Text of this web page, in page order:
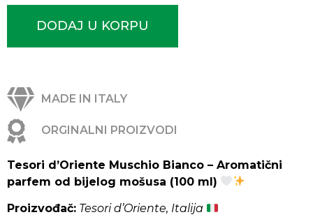
DODAJ U KORPU
MADE IN ITALY
ORGINALNI PROIZVODI
Tesori d’Oriente Muschio Bianco – Aromatični
parfem od bijelog mošusa (100 ml)
Proizvođač: Tesori d’Oriente, Italija